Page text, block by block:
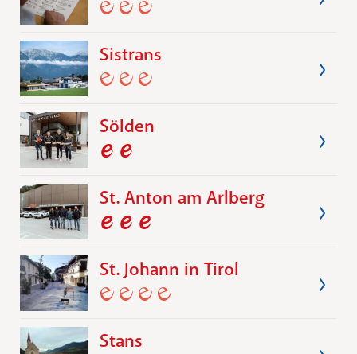
Sistrans
Sölden
St. Anton am Arlberg
St. Johann in Tirol
Stans